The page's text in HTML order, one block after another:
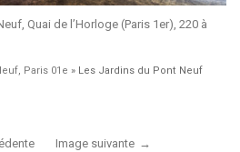
Quai de l’Horloge (Paris 1er), 220 à
Paris 01e » Les Jardins du Pont Neuf
Image suivante